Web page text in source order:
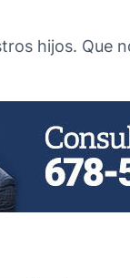
hijos. Que